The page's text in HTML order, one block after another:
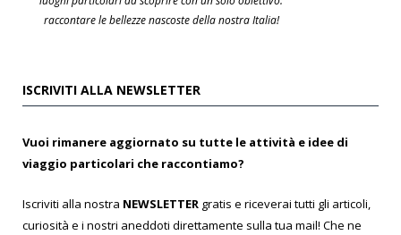
raccontare le bellezze nascoste della nostra Italia!
ISCRIVITI ALLA NEWSLETTER
Vuoi rimanere aggiornato su tutte le attività e idee di
viaggio particolari che raccontiamo?
Iscriviti alla nostra NEWSLETTER gratis e riceverai tutti gli articoli,
curiosità e i nostri aneddoti direttamente sulla tua mail! Che ne